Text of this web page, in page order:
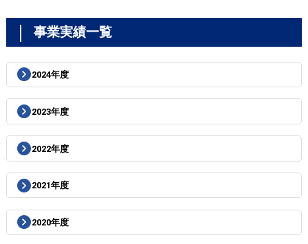
事業実績一覧
2024年度
2023年度
2022年度
2021年度
2020年度